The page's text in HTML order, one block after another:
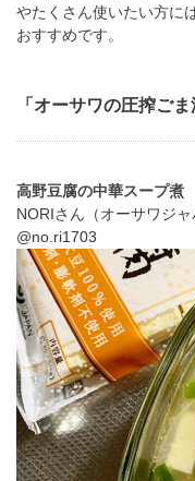
やたくさん使いたい方に
おすすめです。
「オーサワの圧搾ご
高野豆腐の中華スープ煮
NORIさん（オーサワジ
@no.ri1703